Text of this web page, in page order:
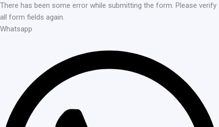
There has been some error while submitting the form. Please verify
all form fields again.
Whatsapp